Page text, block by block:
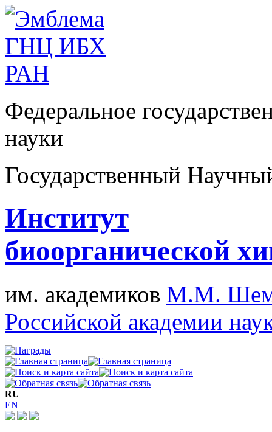
Федеральное
науки
Государственный
Институт
биоорганической
им. академиков М.М.
Российской академии
RU
EN